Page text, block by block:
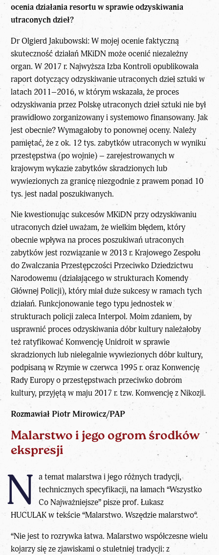
ocenia działania resortu w sprawie odzyskiwania
utraconych dzieł?
Dr Olgierd Jakubowski: W mojej ocenie faktyczną
skuteczność działań MKiDN może ocenić niezależny
organ. W 2017 r. Najwyższa Izba Kontroli opublikowała
raport dotyczący odzyskiwanie utraconych dzieł sztuki w
latach 2011–2016, w którym wskazała, że proces
odzyskiwania przez Polskę utraconych dzieł sztuki nie był
prawidłowo zorganizowany i systemowo finansowany. Jak
jest obecnie? Wymagałoby to ponownej oceny. Należy
pamiętać, że z ok. 12 tys. zabytków utraconych w wyniku
przestępstwa (po wojnie) – zarejestrowanych w
krajowym wykazie zabytków skradzionych lub
wywiezionych za granicę niezgodnie z prawem ponad 10
tys. jest nadal poszukiwanych.
Nie kwestionując sukcesów MKiDN przy odzyskiwaniu
utraconych dzieł uważam, że wielkim błędem, który
obecnie wpływa na proces poszukiwań utraconych
zabytków jest rozwiązanie w 2013 r. Krajowego Zespołu
do Zwalczania Przestępczości Przeciwko Dziedzictwu
Narodowemu (działającego w strukturach Komendy
Głównej Policji), który miał duże sukcesy w ramach tych
działań. Funkcjonowanie tego typu jednostek w
strukturach policji zaleca Interpol. Moim zdaniem, by
usprawnić proces odzyskiwania dóbr kultury należałoby
też ratyfikować Konwencję Unidroit w sprawie
skradzionych lub nielegalnie wywiezionych dóbr kultury,
podpisaną w Rzymie w czerwca 1995 r. oraz Konwencję
Rady Europy o przestępstwach przeciwko dobrom
kultury, przyjętą w maju 2017 r. tzw. Konwencję z Nikozji.
Rozmawiał Piotr Mirowicz/PAP
Malarstwo i jego ogrom środków
ekspresji
N a temat malarstwa i jego różnych tradycji,
technicznych specyfikacji, na łamach “Wszystko
Co Najważniejsze” piszeprof. Łukasz
HUCULAKw tekście “Malarstwo. Wszędzie malarstwo“.
“Nie jest to rozrywka łatwa. Malarstwo współczesne wielu
kojarzy się ze zjawiskami o stuletniej tradycji: z